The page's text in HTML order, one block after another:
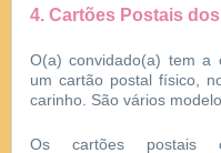
4. Cartões Postais
O(a) convidado(a) tem a
um cartão postal físico,
carinho. São vários
Os cartões postais